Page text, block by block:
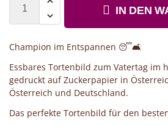
IN DEN
Champion im Entspannen 😴🛋️
Essbares Tortenbild zum Vatertag im
gedruckt auf Zuckerpapier in
Österreich und Deutschland.
Das perfekte Tortenbild für den